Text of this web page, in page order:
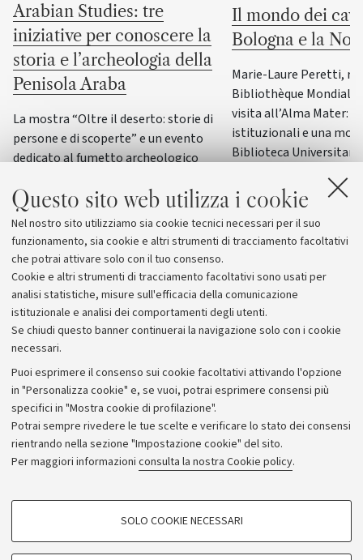
Questo sito web utilizza i cookie
Nel nostro sito utilizziamo sia cookie tecnici necessari per il suo
funzionamento, sia cookie e altri strumenti di tracciamento facoltativi
che potrai attivare solo con il tuo consenso.
Cookie e altri strumenti di tracciamento facoltativi sono usati per
analisi statistiche, misure sull'efficacia della comunicazione
istituzionale e analisi dei comportamenti degli utenti.
Se chiudi questo banner continuerai la navigazione solo con i cookie
necessari.
Puoi esprimere il consenso sui cookie facoltativi attivando l'opzione
in "Personalizza cookie" e, se vuoi, potrai esprimere consensi più
specifici in "Mostra cookie di profilazione".
Potrai sempre rivedere le tue scelte e verificare lo stato dei consensi
rientrando nella sezione "Impostazione cookie" del sito.
Per maggiori informazioni consulta la nostra Cookie policy.
COOKIE DI PROFILAZIONE - FACOLTATIVI
SOLO COOKIE NECESSARI
Arabian Studies: tre
iniziative per conoscere la
storia e l’archeologia della
Penisola Araba
La mostra “Oltre il deserto: storie di
persone e di scoperte” e un evento
dedicato al fumetto archeologico
convegno internazionale di
archeologia e storia della Penisola
Araba
Il mondo dei
Bologna e la
Marie-Laure Peretti,
Bibliothèque Mondiale
visita all’Alma Mater:
istituzionali e una
Biblioteca
Italia
Archivio
Comunicati stampa
Redazione
Rassegna stampa